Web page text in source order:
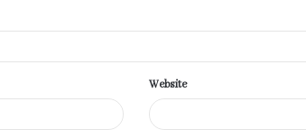
Website